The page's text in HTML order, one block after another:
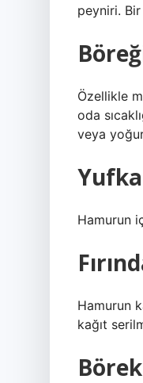
peyniri. Bir
Özellikle
oda
veya
Hamurun
Hamurun
kağıt